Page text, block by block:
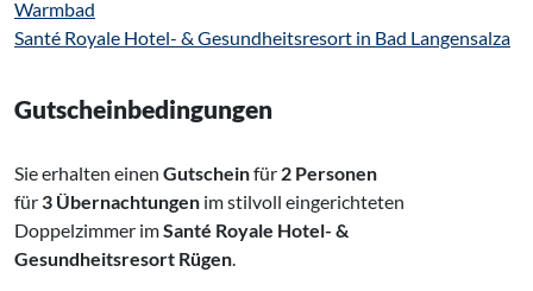
Warmbad
Santé Royale Hotel- & Gesundheitsresort in Bad Langensalza
Gutscheinbedingungen
Sie erhalten einen Gutscheinfür 2 Personen
für 3 Übernachtungen im stilvoll eingerichteten
Doppelzimmer imSanté Royale Hotel- &
Gesundheitsresort Rügen